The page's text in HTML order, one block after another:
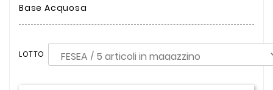
Base Acquosa
LOTTO